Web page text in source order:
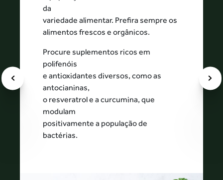
da
variedade alimentar. Prefira sempre os
alimentos frescos e orgânicos.
Procure suplementos ricos em
polifenóis
e antioxidantes diversos, como as
antocianinas,
o resveratrol e a curcumina, que
modulam
positivamente a população de
bactérias.